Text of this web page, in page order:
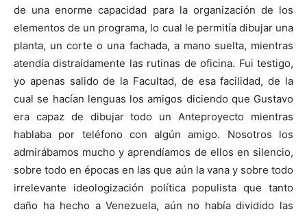
de una enorme capacidad para la organización de los
elementos de un programa, lo cual le permitía dibujar una
planta, un corte o una fachada, a mano suelta, mientras
atendía distraídamente las rutinas de oficina. Fui testigo,
yo apenas salido de la Facultad, de esa facilidad, de la
cual se hacían lenguas los amigos diciendo que Gustavo
era capaz de dibujar todo un Anteproyecto mientras
hablaba por teléfono con algún amigo. Nosotros los
admirábamos mucho y aprendíamos de ellos en silencio,
sobre todo en épocas en las que aún la vana y sobre todo
irrelevante ideologización política populista que tanto
daño ha hecho a Venezuela, aún no había dividido las